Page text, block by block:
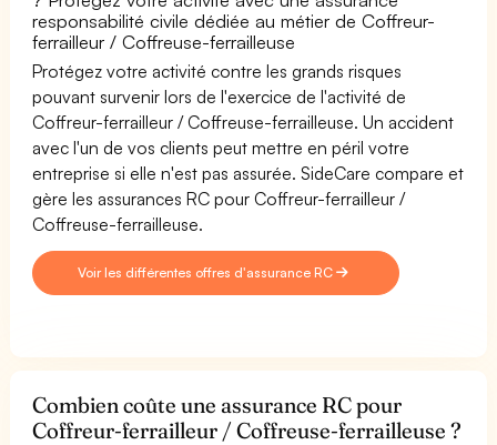
responsabilité civile dédiée au métier de Coffreur-
ferrailleur / Coffreuse-ferrailleuse
Protégez votre activité contre les grands risques
pouvant survenir lors de l'exercice de l'activité de
Coffreur-ferrailleur / Coffreuse-ferrailleuse. Un accident
avec l'un de vos clients peut mettre en péril votre
entreprise si elle n'est pas assurée. SideCare compare et
gère les assurances RC pour Coffreur-ferrailleur /
Coffreuse-ferrailleuse.
Voir les différentes offres d'assurance RC
Combien coûte une assurance RC pour
Coffreur-ferrailleur / Coffreuse-ferrailleuse ?